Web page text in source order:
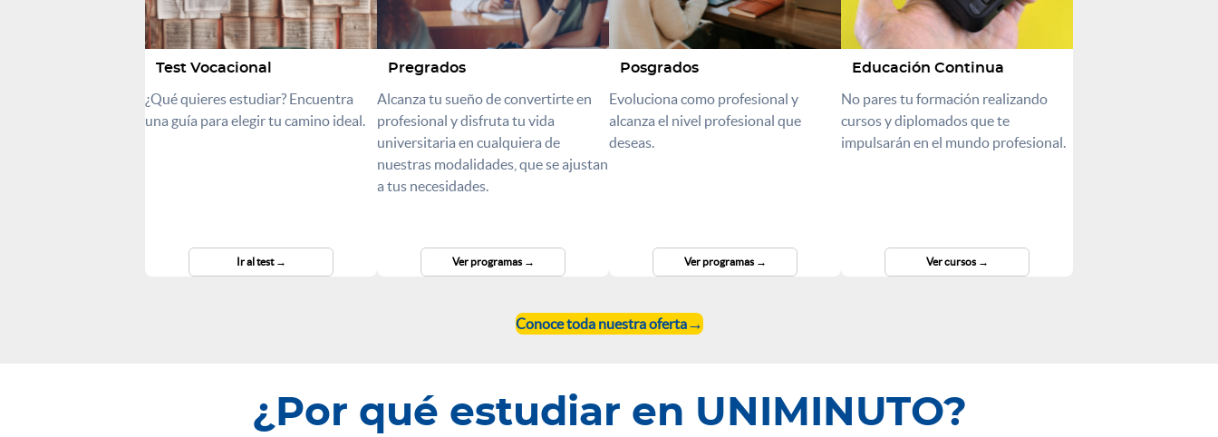
Test Vocacional
¿Qué quieres estudiar? Encuentra
una guía para elegir tu camino ideal.
Ir al test
Pregrados
Alcanza tu sueño de convertirte en
profesional y disfruta tu vida
universitaria en cualquiera de
nuestras modalidades, que se ajustan
a tus necesidades.
Ver programas
Posgrados
Evoluciona como profesional y
alcanza el nivel profesional que
deseas.
Ver programas
Educación Continua
No pares tu formación realizando
cursos y diplomados que te
impulsarán en el mundo profesional.
Ver cursos
Conoce toda nuestra oferta
¿Por qué estudiar en UNIMINUTO?